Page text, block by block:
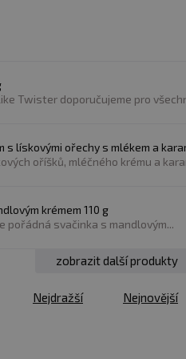
výraznou a bohatou chuť.
máslo získává
hodnoty.
nebo křupavé s
jejich chuť a sladkost.
Twister doporučujeme pro
s lískovými ořechy s mlékem a
oříšků, mléčného krému a
krémem 110 g
pořádná svačinka s mandlovým...
zobrazit další produkty
Nejdražší Nejnovější